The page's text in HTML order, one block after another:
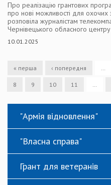
Про реалізацію грантових
про нові можливості для охочих
розповіла журналістам
Чернівецького обласного
10.01.2025
« перша ‹ попередня …
8 9 10 11 …
"Армія відновлення"
"Власна справа"
Грант для ветеранів